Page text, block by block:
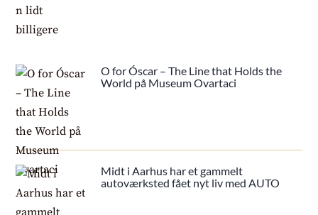
O for Óscar – The Line that Holds the
World på Museum Ovartaci
Midt i Aarhus har et gammelt
autoværksted fået nyt liv med AUTO